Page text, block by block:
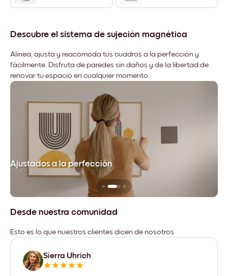
Descubre el sistema de sujeción magnética
Alinea, ajusta y reacomoda tus cuadros a la perfección y
fácilmente. Disfruta de paredes sin daños y de la libertad de
renovar tu espacio en cualquier momento.
Ajustados a la perfección
Desde nuestra comunidad
Esto es lo que nuestros clientes dicen de nosotros
Sierra Uhrich